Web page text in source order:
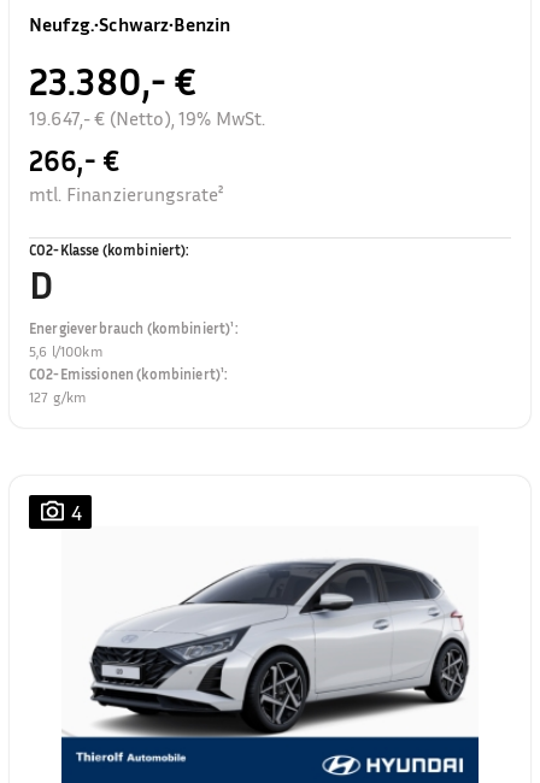
Neufzg.•Schwarz•Benzin
23.380,- €
19.647,- € (Netto), 19% MwSt.
266,- €
mtl. Finanzierungsrate²
CO2-Klasse (kombiniert):
D
Energieverbrauch (kombiniert)¹:
5,6 l/100km
CO2-Emissionen (kombiniert)¹:
127 g/km
4